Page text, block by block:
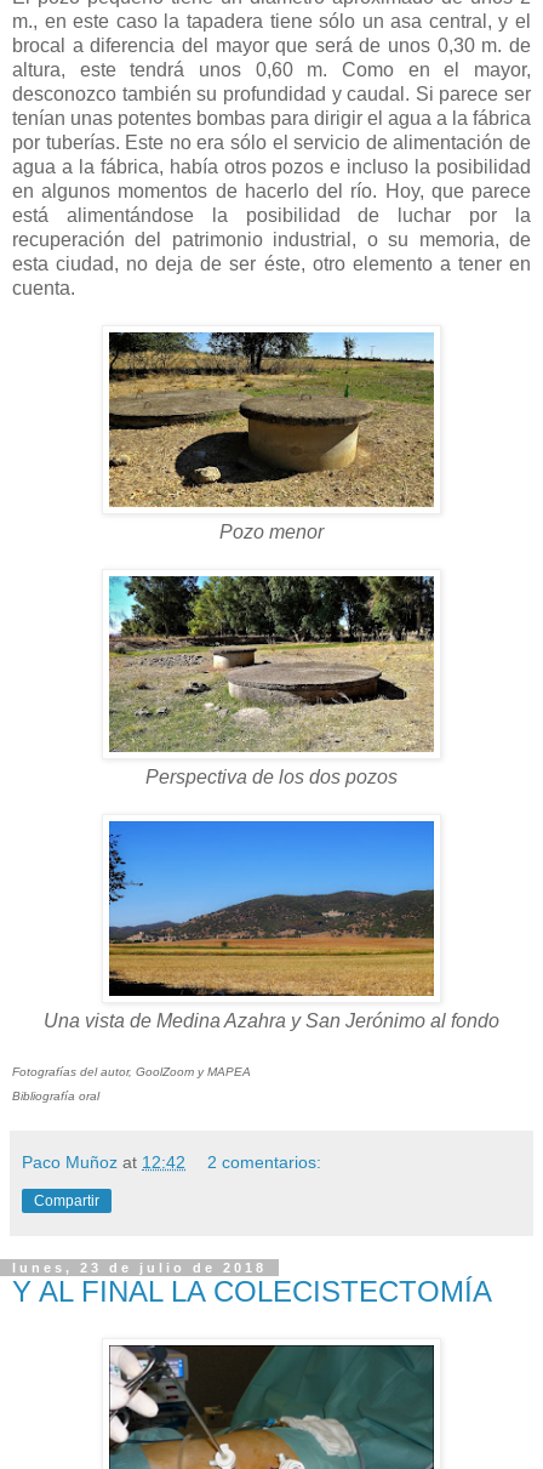
m., en este caso la tapadera tiene sólo un asa central, y el
brocal a diferencia del mayor que será de unos 0,30 m. de
altura, este tendrá unos 0,60 m. Como en el mayor,
desconozco también su profundidad y caudal. Si parece ser
tenían unas potentes bombas para dirigir el agua a la fábrica
por tuberías. Este no era sólo el servicio de alimentación de
agua a la fábrica, había otros pozos e incluso la posibilidad
en algunos momentos de hacerlo del río. Hoy, que parece
está alimentándose la posibilidad de luchar por la
recuperación del patrimonio industrial, o su memoria, de
esta ciudad, no deja de ser éste, otro elemento a tener en
cuenta.
Pozo menor
Perspectiva de los dos pozos
Una vista de Medina Azahra y San Jerónimo al fondo
Fotografías del autor, GoolZoom y MAPEA
Bibliografía oral
Paco Muñoz at 12:42 2 comentarios:
Compartir
lunes, 23 de julio de 2018
Y AL FINAL LA COLECISTECTOMÍA